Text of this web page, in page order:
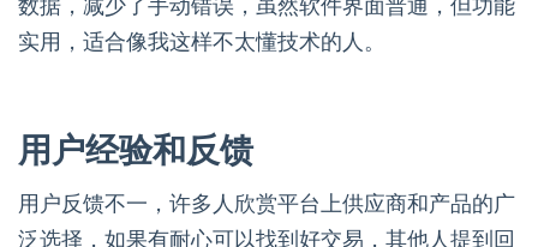
数据，减少了手动错误，虽然软件界面普通，但功能
实用，适合像我这样不太懂技术的人。
用户经验和反馈
用户反馈不一，许多人欣赏平台上供应商和产品的广
泛选择，如果有耐心可以找到好交易，其他人提到回